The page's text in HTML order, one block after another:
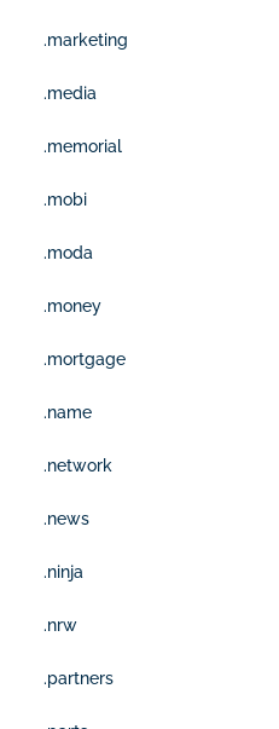
.marketing
.media
.memorial
.mobi
.moda
.money
.mortgage
.name
.network
.news
.ninja
.nrw
.partners